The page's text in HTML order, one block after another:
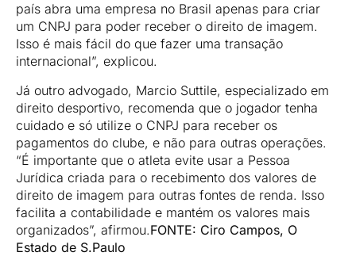
país abra uma empresa no Brasil apenas para criar
um CNPJ para poder receber o direito de imagem.
Isso é mais fácil do que fazer uma transação
internacional”, explicou.
Já outro advogado, Marcio Suttile, especializado em
direito desportivo, recomenda que o jogador tenha
cuidado e só utilize o CNPJ para receber os
pagamentos do clube, e não para outras operações.
“É importante que o atleta evite usar a Pessoa
Jurídica criada para o recebimento dos valores de
direito de imagem para outras fontes de renda. Isso
facilita a contabilidade e mantém os valores mais
organizados”, afirmou.FONTE: Ciro Campos, O
Estado de S.Paulo